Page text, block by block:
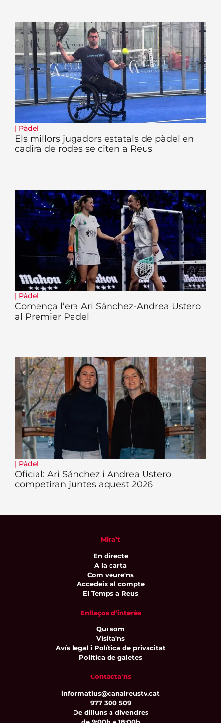
| Pàdel
Els millors jugadors estatals de pàdel en
cadira de rodes se citen a Reus
| Pàdel
Comença l’era Ari Sánchez-Andrea Ustero
al Premier Padel
| Pàdel
Oficial: Ari Sánchez i Andrea Ustero
competiran juntes aquest 2026
Mira’t
En directe
A la carta
Com veure'ns
Accedeix al compte
El Temps a Reus
Enllaços d’interès
Qui som
Visita'ns
Avís legal i Política de privacitat
Política de galetes
Contacta’ns
informatius@canalreustv.cat
977 300 509
De dilluns a divendres
de 9:00h a 18:00h